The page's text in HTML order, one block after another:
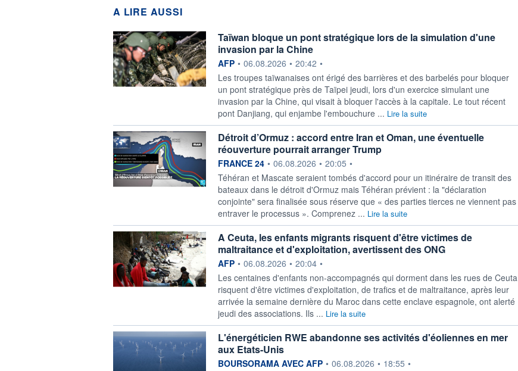
A LIRE AUSSI
Taïwan bloque un pont stratégique lors de la simulation d'une
invasion par la Chine
information fournie par
AFP • 06.08.2026 • 20:42 •
Les troupes taïwanaises ont érigé des barrières et des barbelés pour bloquer
un pont stratégique près de Taïpei jeudi, lors d'un exercice simulant une
invasion par la Chine, qui visait à bloquer l'accès à la capitale. Le tout récent
pont Danjiang, qui enjambe l'embouchure ... Lire la suite
Détroit d’Ormuz : accord entre Iran et Oman, une éventuelle
réouverture pourrait arranger Trump
information fournie par
FRANCE 24 • 06.08.2026 • 20:05 •
Téhéran et Mascate seraient tombés d'accord pour un itinéraire de transit des
bateaux dans le détroit d'Ormuz mais Téhéran prévient : la "déclaration
conjointe" sera finalisée sous réserve que « des parties tierces ne viennent pas
entraver le processus ». Comprenez ... Lire la suite
A Ceuta, les enfants migrants risquent d'être victimes de
maltraitance et d'exploitation, avertissent des ONG
information fournie par
AFP • 06.08.2026 • 20:04 •
Les centaines d'enfants non-accompagnés qui dorment dans les rues de Ceuta
risquent d'être victimes d'exploitation, de trafics et de maltraitance, après leur
arrivée la semaine dernière du Maroc dans cette enclave espagnole, ont alerté
jeudi des associations. Ils ... Lire la suite
L'énergéticien RWE abandonne ses activités d'éoliennes en mer
aux Etats-Unis
information fournie par
BOURSORAMA AVEC AFP • 06.08.2026 • 18:55 •